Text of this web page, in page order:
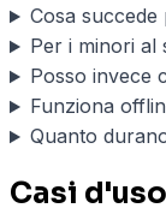
Cosa succede
Per i minori al
Posso invece
Funziona
Quanto
Casi